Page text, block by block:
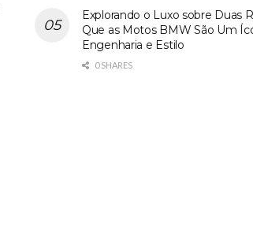
Explorando o Luxo sobre Duas
Que as Motos BMW São Um
Engenharia e Estilo
0 SHARES